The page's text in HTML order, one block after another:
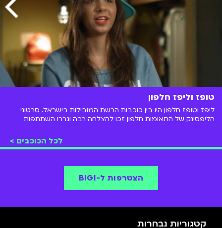
טופז וליפז חלפון
ליפז וטופז חלפון היו בין כוכבות הרשת המובילות בישראל. סרטוני
הליפסינק של התאומות חלפון זכו להצלחה רבה וגררו השתתפות
לכל הכוכבים >
הצטרפות ל-BIGI
קטגוריות נבחרות